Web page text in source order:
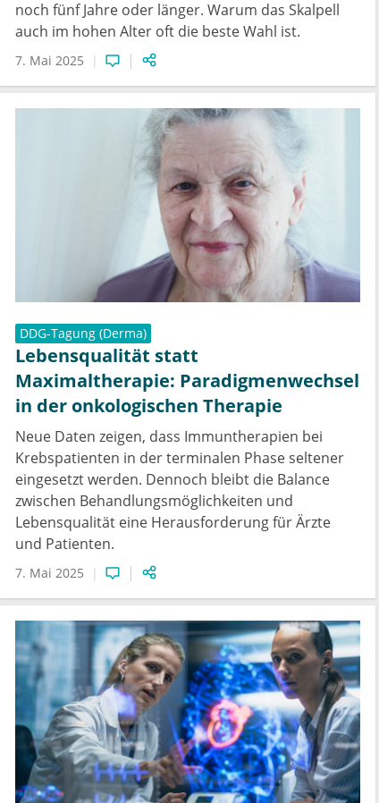
noch fünf Jahre oder länger. Warum das Skalpell
auch im hohen Alter oft die beste Wahl ist.
7. Mai 2025
DDG-Tagung (Derma)
Lebensqualität statt
Maximaltherapie: Paradigmenwechsel
in der onkologischen Therapie
Neue Daten zeigen, dass Immuntherapien bei
Krebspatienten in der terminalen Phase seltener
eingesetzt werden. Dennoch bleibt die Balance
zwischen Behandlungsmöglichkeiten und
Lebensqualität eine Herausforderung für Ärzte
und Patienten.
7. Mai 2025